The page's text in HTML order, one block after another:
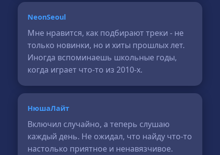
NeonSeoul
Мне нравится, как подбирают треки - не
только новинки, но и хиты прошлых лет.
Иногда вспоминаешь школьные годы,
когда играет что-то из 2010-х.
НюшаЛайт
Включил случайно, а теперь слушаю
каждый день. Не ожидал, что найду что-то
настолько приятное и ненавязчивое.